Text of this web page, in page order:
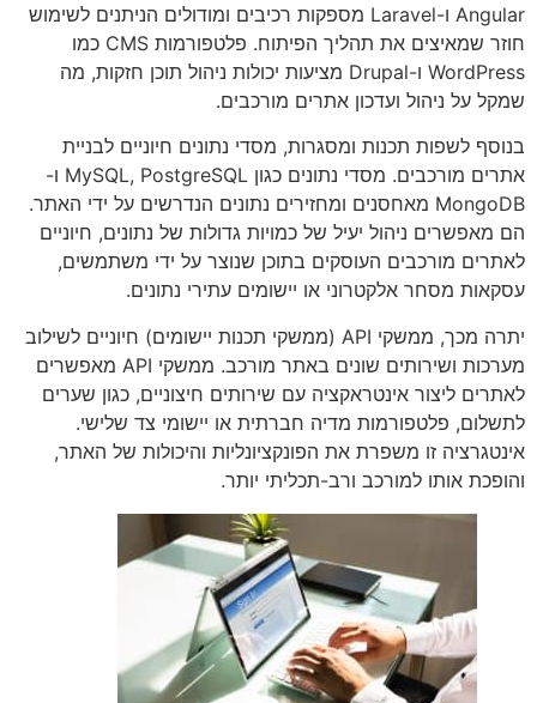
Angular ו-Laravel מספקות רכיבים ומודולים הניתנים לשימוש
חוזר שמאיצים את תהליך הפיתוח. פלטפורמות CMS כמו
WordPress ו-Drupal מציעות יכולות ניהול תוכן חזקות, מה
שמקל על ניהול ועדכון אתרים מורכבים.
בנוסף לשפות תכנות ומסגרות, מסדי נתונים חיוניים לבניית
אתרים מורכבים. מסדי נתונים כגון MySQL, PostgreSQL ו-
MongoDB מאחסנים ומחזירים נתונים הנדרשים על ידי האתר.
הם מאפשרים ניהול יעיל של כמויות גדולות של נתונים, חיוניים
לאתרים מורכבים העוסקים בתוכן שנוצר על ידי משתמשים,
עסקאות מסחר אלקטרוני או יישומים עתירי נתונים.
יתרה מכך, ממשקי API (ממשקי תכנות יישומים) חיוניים לשילוב
מערכות ושירותים שונים באתר מורכב. ממשקי API מאפשרים
לאתרים ליצור אינטראקציה עם שירותים חיצוניים, כגון שערים
לתשלום, פלטפורמות מדיה חברתית או יישומי צד שלישי.
אינטגרציה זו משפרת את הפונקציונליות והיכולות של האתר,
והופכת אותו למורכב ורב-תכליתי יותר.